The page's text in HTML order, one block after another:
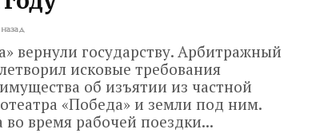
вернули государству. Арбитражный
исковые требования
об изъятии из частной
«Победа» и земли под ним.
время рабочей поездки...